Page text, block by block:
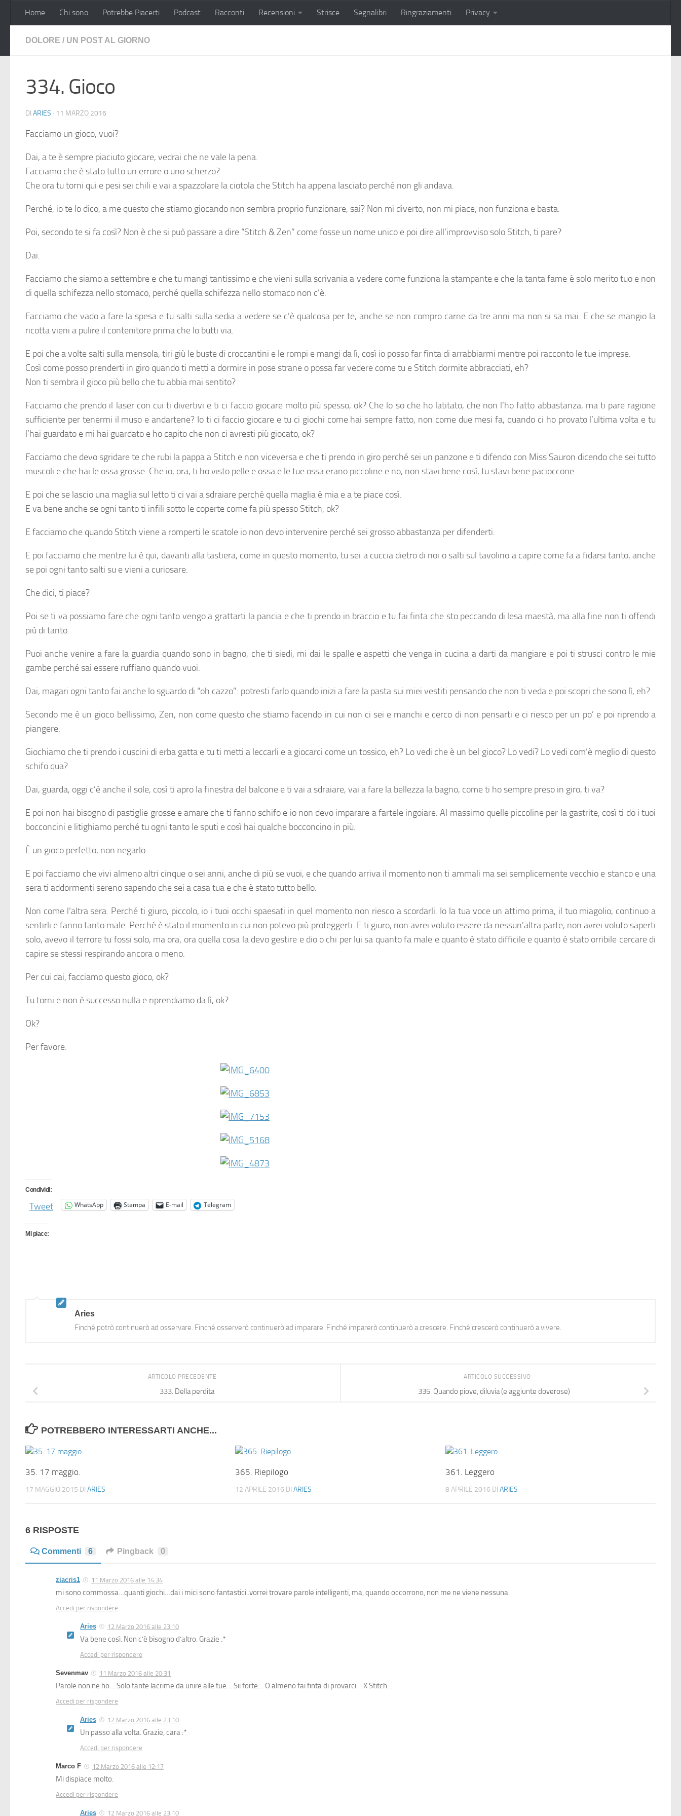
Salta al contenuto
Home Chi sono Potrebbe Piacerti Podcast Racconti Recensioni Strisce Segnalibri Ringraziamenti Privacy
DOLORE / UN POST AL GIORNO
334. Gioco
DI ARIES · 11 MARZO 2016
Facciamo un gioco, vuoi?
Dai, a te è sempre piaciuto giocare, vedrai che ne vale la pena.
Facciamo che è stato tutto un errore o uno scherzo?
Che ora tu torni qui e pesi sei chili e vai a spazzolare la ciotola che Stitch ha appena lasciato perché non gli andava.
Perché, io te lo dico, a me questo che stiamo giocando non sembra proprio funzionare, sai? Non mi diverto, non mi piace, non funziona e basta.
Poi, secondo te si fa così? Non è che si può passare a dire “Stitch & Zen” come fosse un nome unico e poi dire all’improvviso solo Stitch, ti pare?
Dai.
Facciamo che siamo a settembre e che tu mangi tantissimo e che vieni sulla scrivania a vedere come funziona la stampante e che la tanta fame è solo merito tuo e non
di quella schifezza nello stomaco, perché quella schifezza nello stomaco non c’è.
Facciamo che vado a fare la spesa e tu salti sulla sedia a vedere se c’è qualcosa per te, anche se non compro carne da tre anni ma non si sa mai. E che se mangio la
ricotta vieni a pulire il contenitore prima che lo butti via.
E poi che a volte salti sulla mensola, tiri giù le buste di croccantini e le rompi e mangi da lì, così io posso far finta di arrabbiarmi mentre poi racconto le tue imprese.
Così come posso prenderti in giro quando ti metti a dormire in pose strane o possa far vedere come tu e Stitch dormite abbracciati, eh?
Non ti sembra il gioco più bello che tu abbia mai sentito?
Facciamo che prendo il laser con cui ti divertivi e ti ci faccio giocare molto più spesso, ok? Che lo so che ho latitato, che non l’ho fatto abbastanza, ma ti pare ragione
sufficiente per tenermi il muso e andartene? Io ti ci faccio giocare e tu ci giochi come hai sempre fatto, non come due mesi fa, quando ci ho provato l’ultima volta e tu
l’hai guardato e mi hai guardato e ho capito che non ci avresti più giocato, ok?
Facciamo che devo sgridare te che rubi la pappa a Stitch e non viceversa e che ti prendo in giro perché sei un panzone e ti difendo con Miss Sauron dicendo che sei tutto
muscoli e che hai le ossa grosse. Che io, ora, ti ho visto pelle e ossa e le tue ossa erano piccoline e no, non stavi bene così, tu stavi bene pacioccone.
E poi che se lascio una maglia sul letto ti ci vai a sdraiare perché quella maglia è mia e a te piace così.
E va bene anche se ogni tanto ti infili sotto le coperte come fa più spesso Stitch, ok?
E facciamo che quando Stitch viene a romperti le scatole io non devo intervenire perché sei grosso abbastanza per difenderti.
E poi facciamo che mentre lui è qui, davanti alla tastiera, come in questo momento, tu sei a cuccia dietro di noi o salti sul tavolino a capire come fa a fidarsi tanto, anche
se poi ogni tanto salti su e vieni a curiosare.
Che dici, ti piace?
Poi se ti va possiamo fare che ogni tanto vengo a grattarti la pancia e che ti prendo in braccio e tu fai finta che sto peccando di lesa maestà, ma alla fine non ti offendi
più di tanto.
Puoi anche venire a fare la guardia quando sono in bagno, che ti siedi, mi dai le spalle e aspetti che venga in cucina a darti da mangiare e poi ti strusci contro le mie
gambe perché sai essere ruffiano quando vuoi.
Dai, magari ogni tanto fai anche lo sguardo di “oh cazzo”: potresti farlo quando inizi a fare la pasta sui miei vestiti pensando che non ti veda e poi scopri che sono lì, eh?
Secondo me è un gioco bellissimo, Zen, non come questo che stiamo facendo in cui non ci sei e manchi e cerco di non pensarti e ci riesco per un po’ e poi riprendo a
piangere.
Giochiamo che ti prendo i cuscini di erba gatta e tu ti metti a leccarli e a giocarci come un tossico, eh? Lo vedi che è un bel gioco? Lo vedi? Lo vedi com’è meglio di questo
schifo qua?
Dai, guarda, oggi c’è anche il sole, così ti apro la finestra del balcone e ti vai a sdraiare, vai a fare la bellezza la bagno, come ti ho sempre preso in giro, ti va?
E poi non hai bisogno di pastiglie grosse e amare che ti fanno schifo e io non devo imparare a fartele ingoiare. Al massimo quelle piccoline per la gastrite, così ti do i tuoi
bocconcini e litighiamo perché tu ogni tanto le sputi e così hai qualche bocconcino in più.
È un gioco perfetto, non negarlo.
E poi facciamo che vivi almeno altri cinque o sei anni, anche di più se vuoi, e che quando arriva il momento non ti ammali ma sei semplicemente vecchio e stanco e una
sera ti addormenti sereno sapendo che sei a casa tua e che è stato tutto bello.
Non come l’altra sera. Perché ti giuro, piccolo, io i tuoi occhi spaesati in quel momento non riesco a scordarli. Io la tua voce un attimo prima, il tuo miagolio, continuo a
sentirli e fanno tanto male. Perché è stato il momento in cui non potevo più proteggerti. E ti giuro, non avrei voluto essere da nessun’altra parte, non avrei voluto saperti
solo, avevo il terrore tu fossi solo, ma ora, ora quella cosa la devo gestire e dio o chi per lui sa quanto fa male e quanto è stato difficile e quanto è stato orribile cercare di
capire se stessi respirando ancora o meno.
Per cui dai, facciamo questo gioco, ok?
Tu torni e non è successo nulla e riprendiamo da lì, ok?
Ok?
Per favore.
Condividi:
Tweet WhatsApp Stampa E-mail Telegram
Mi piace:
Aries
Finché potrò continuerò ad osservare. Finché osserverò continuerò ad imparare. Finché imparerò continuerò a crescere. Finché crescerò continuerò a vivere.
ARTICOLO SUCCESSIVO
335. Quando piove, diluvia (e aggiunte doverose)
ARTICOLO PRECEDENTE
333. Della perdita
POTREBBERO INTERESSARTI ANCHE...
35. 17 maggio.
17 MAGGIO 2015 DI ARIES
365. Riepilogo
12 APRILE 2016 DIARIES
361. Leggero
8 APRILE 2016 DI ARIES
6 RISPOSTE
Commenti 6 Pingback 0
ziacris1 11 Marzo 2016 alle 14:34
mi sono commossa…quanti giochi…dai i mici sono fantastici..vorrei trovare parole intelligenti, ma, quando occorrono, non me ne viene nessuna
Accedi per rispondere
Aries 12 Marzo 2016 alle 23:10
Va bene così. Non c’è bisogno d’altro. Grazie :*
Accedi per rispondere
Sevenmav 11 Marzo 2016 alle 20:31
Parole non ne ho… Solo tante lacrime da unire alle tue… Sii forte… O almeno fai finta di provarci… X Stitch…
Accedi per rispondere
Aries 12 Marzo 2016 alle 23:10
Un passo alla volta. Grazie, cara :*
Accedi per rispondere
Marco F 12 Marzo 2016 alle 12:17
Mi dispiace molto.
Accedi per rispondere
Aries 12 Marzo 2016 alle 23:10